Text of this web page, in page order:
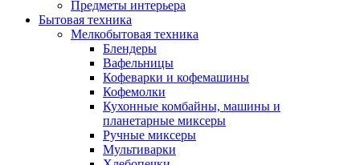
Предметы интерьера
Бытовая техника
Мелкобытовая техника
Блендеры
Вафельницы
Кофеварки и кофемашины
Кофемолки
Кухонные комбайны, машины и
планетарные миксеры
Ручные миксеры
Мультиварки